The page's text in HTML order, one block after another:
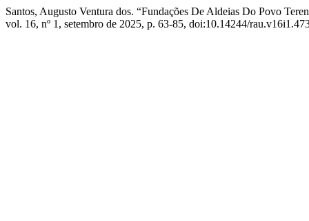
Santos, Augusto Ventura dos. “Fundações De Aldeias Do Povo
vol. 16, nº 1, setembro de 2025, p. 63-85, doi:10.14244/